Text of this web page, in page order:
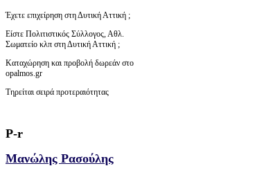
Έχετε επιχείρηση στη Δυτική Αττική ;
Είστε Πολιτιστικός Σύλλογος, Αθλ.
Σωματείο κλπ στη Δυτική Αττική ;
Καταχώρηση και προβολή δωρεάν στο
opalmos.gr
Τηρείται σειρά προτεραιότητας
Ρ-r
Μανώλης Ρασούλης